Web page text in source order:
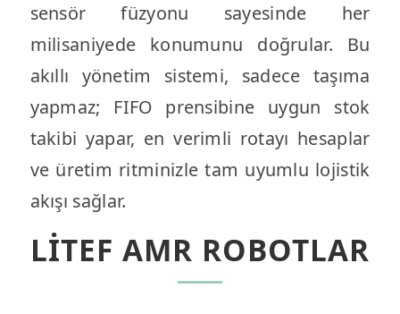
sensör füzyonu sayesinde her
milisaniyede konumunu doğrular. Bu
akıllı yönetim sistemi, sadece taşıma
yapmaz; FIFO prensibine uygun stok
takibi yapar, en verimli rotayı hesaplar
ve üretim ritminizle tam uyumlu lojistik
akışı sağlar.
LİTEF AMR ROBOTLAR